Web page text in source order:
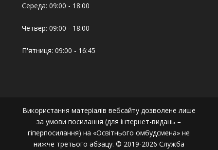
Середа: 09:00 - 18:00
Четвер: 09:00 - 18:00
П'ятниця: 09:00 - 16:45
Використання матеріалів вебсайту дозволене лише
за умови посилання (для інтернет-видань –
гіперпосилання) на «Освітнього омбудсмена» не
нижче третього абзацу. © 2019-2026 Служба